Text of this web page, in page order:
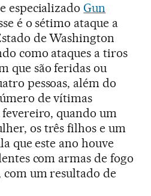
especializadoGun
é o sétimo ataque a
de Washington
como ataques a tiros
que são feridas ou
pessoas, além do
de vítimas
fevereiro, quando um
os três filhos e um
que este ano houve
com armas de fogo
com um resultado de